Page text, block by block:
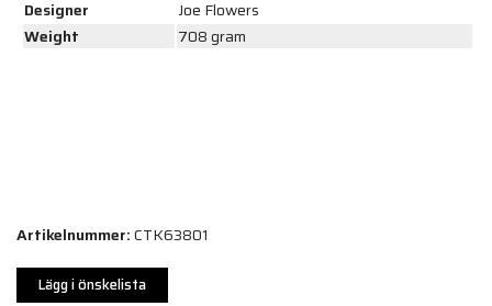
Designer
Joe Flowers
Weight
708 gram
Artikelnummer:CTK63801
Lägg i önskelista